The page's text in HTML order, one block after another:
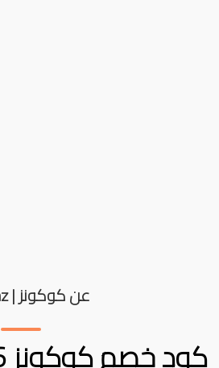
عن كوكونز | Cocoonz
كود خصم كوكونز Cocoonz 2026